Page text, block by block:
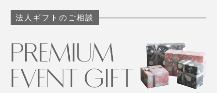
法人ギフトのご相談